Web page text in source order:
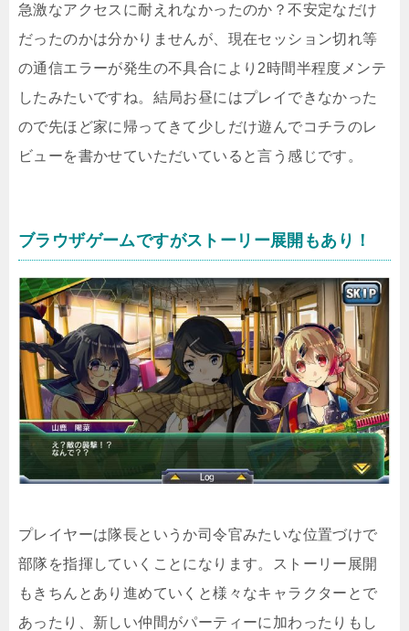
急激なアクセスに耐えれなかったのか？不安定なだけ
だったのかは分かりませんが、現在セッション切れ等
の通信エラーが発生の不具合により2時間半程度メンテ
したみたいですね。結局お昼にはプレイできなかった
ので先ほど家に帰ってきて少しだけ遊んでコチラのレ
ビューを書かせていただいていると言う感じです。
ブラウザゲームですがストーリー展開もあり！
プレイヤーは隊長というか司令官みたいな位置づけで
部隊を指揮していくことになります。ストーリー展開
もきちんとあり進めていくと様々なキャラクターとで
あったり、新しい仲間がパーティーに加わったりもし